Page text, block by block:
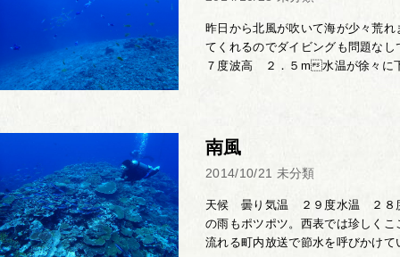
昨日から北風が吹いて海が少々荒
てくれるのでダイビングも問題
７度波高 ２．５m水温が徐々に
南風
2014/10/21 未分類
天候 曇り気温 ２９度水温 ２８
の雨もポツポツ。西表では珍しく
流れる町内放送で節水を呼びかけ